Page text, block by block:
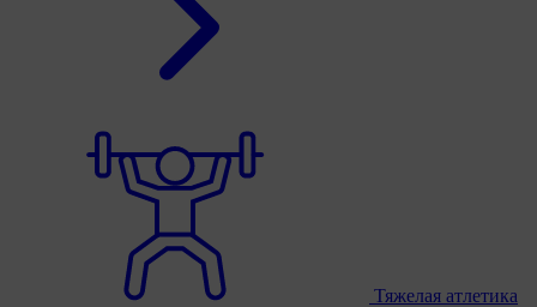
Тяжелая атлетика